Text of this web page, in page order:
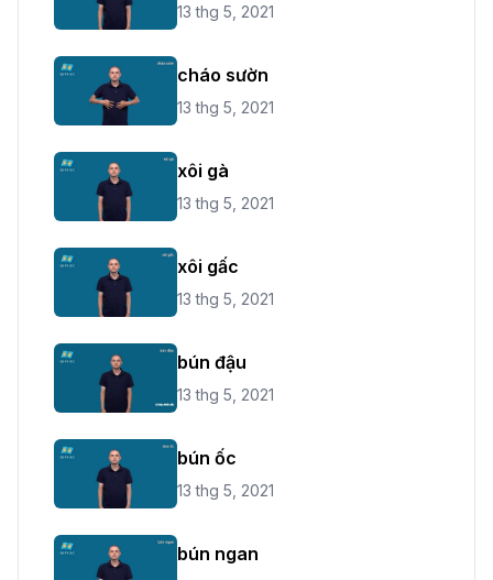
13 thg 5, 2021
cháo sườn
13 thg 5, 2021
xôi gà
13 thg 5, 2021
xôi gấc
13 thg 5, 2021
bún đậu
13 thg 5, 2021
bún ốc
13 thg 5, 2021
bún ngan